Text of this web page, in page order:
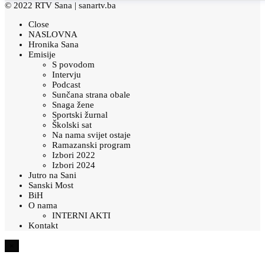
© 2022 RTV Sana | sanartv.ba
Close
NASLOVNA
Hronika Sana
Emisije
S povodom
Intervju
Podcast
Sunčana strana obale
Snaga žene
Sportski žurnal
Školski sat
Na nama svijet ostaje
Ramazanski program
Izbori 2022
Izbori 2024
Jutro na Sani
Sanski Most
BiH
O nama
INTERNI AKTI
Kontakt